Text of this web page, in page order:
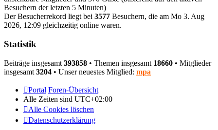
Besuchern der letzten 5 Minuten)
Der Besucherrekord liegt bei 3577 Besuchern, die am Mo 3. Aug
2026, 12:09 gleichzeitig online waren.
Statistik
Beiträge insgesamt 393858 • Themen insgesamt 18660 • Mitglieder
insgesamt 3204 • Unser neuestes Mitglied: mpa
Portal Foren-Übersicht
Alle Zeiten sind UTC+02:00
Alle Cookies löschen
Datenschutzerklärung